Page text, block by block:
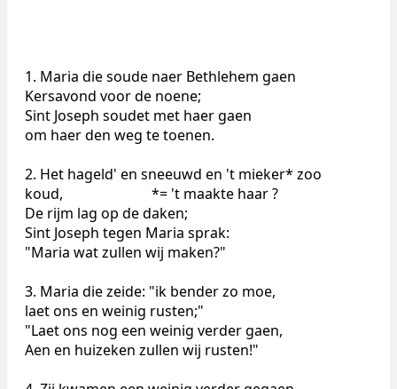
1. Maria die soude naer Bethlehem gaen
Kersavond voor de noene;
Sint Joseph soudet met haer gaen
om haer den weg te toenen.
2. Het hageld' en sneeuwd en 't mieker* zoo
koud, *= 't maakte haar ?
De rijm lag op de daken;
Sint Joseph tegen Maria sprak:
"Maria wat zullen wij maken?"
3. Maria die zeide: "ik bender zo moe,
laet ons en weinig rusten;"
"Laet ons nog een weinig verder gaen,
Aen en huizeken zullen wij rusten!"